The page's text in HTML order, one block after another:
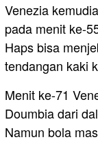
Venezia
pada menit ke-
Haps bisa
tendangan kaki
Menit ke-71
Doumbia dari
Namun bola